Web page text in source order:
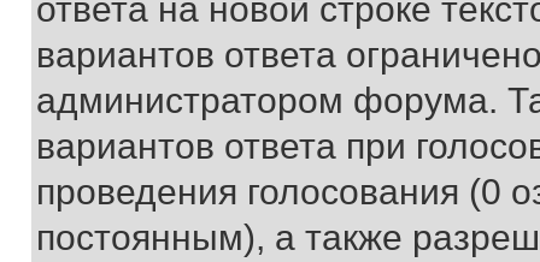
ответа на новой строке
вариантов ответа
администратором форума.
вариантов ответа при
проведения голосования (0
постоянным), а также